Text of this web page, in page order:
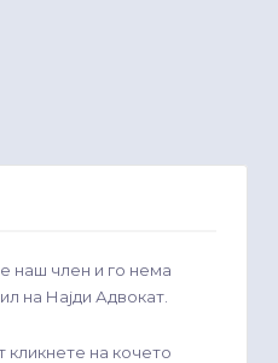
наш член и го нема
на Најди Адвокат.
кликнете на кочето